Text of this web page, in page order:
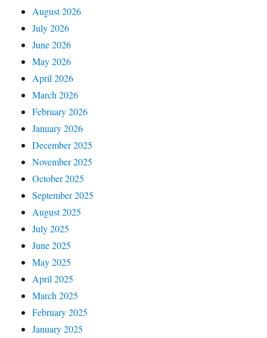
August 2026
July 2026
June 2026
May 2026
April 2026
March 2026
February 2026
January 2026
December 2025
November 2025
October 2025
September 2025
August 2025
July 2025
June 2025
May 2025
April 2025
March 2025
February 2025
January 2025